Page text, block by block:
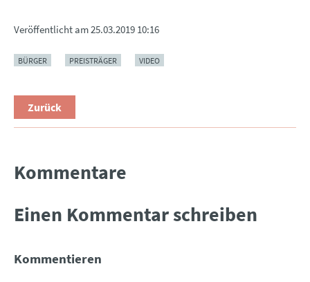
Veröffentlicht am25.03.2019 10:16
BÜRGER PREISTRÄGER VIDEO
Zurück
Kommentare
Einen Kommentar schreiben
Kommentieren